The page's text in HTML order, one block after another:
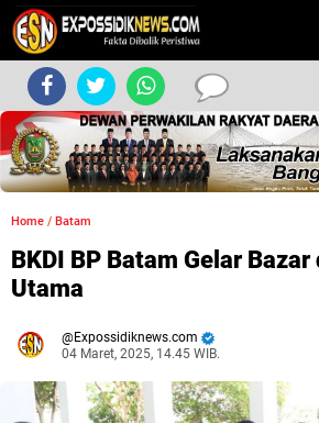
Home / Batam
BKDI BP Batam Gelar
Utama
Expossidiknews.com
04 Maret, 2025, 14.45 WIB.